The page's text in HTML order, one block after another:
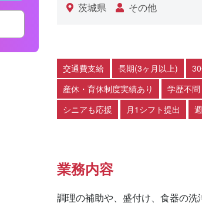
茨城県 その他
交通費支給 長期(3ヶ月以上)
産休・育休制度実績あり
学歴不問
シニアも応援
月1シフト提出
業務内容
調理の補助や、盛付け、食器の洗